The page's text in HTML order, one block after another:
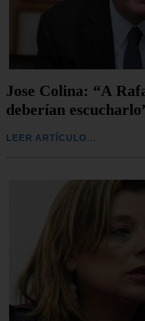
Jose Colina: “A
deberían
LEER ARTÍCULO...